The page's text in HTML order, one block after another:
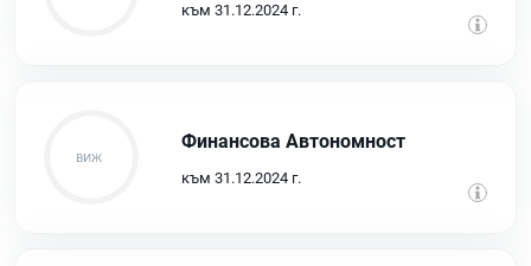
към 31.12.2024 г.
Финансова Автономност
към 31.12.2024 г.